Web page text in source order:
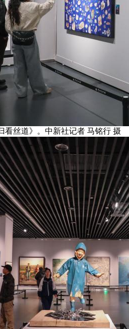
看丝道》。中新社记者 马铭行 摄